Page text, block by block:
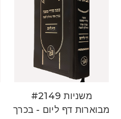
#2149 משניות
מבוארות דף ליום - בכרך